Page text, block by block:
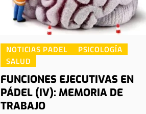
NOTICIAS PADEL
PSICOLOGÍA
SALUD
FUNCIONES EJECUTIVAS EN
PÁDEL (IV): MEMORIA DE
TRABAJO